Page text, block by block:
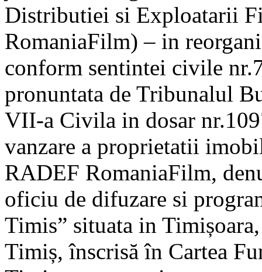
Distributiei si Exploatarii
RomaniaFilm) – in
conform sentintei civile
pronuntata de Tribunalul
VII-a Civila in dosar
vanzare a proprietatii
RADEF RomaniaFilm,
oficiu de difuzare si
Timis” situata in
Timiș, înscrisă în Cartea